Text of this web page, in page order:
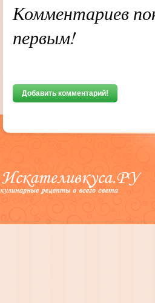
Комментариев
первым!
Добавить комментарий!